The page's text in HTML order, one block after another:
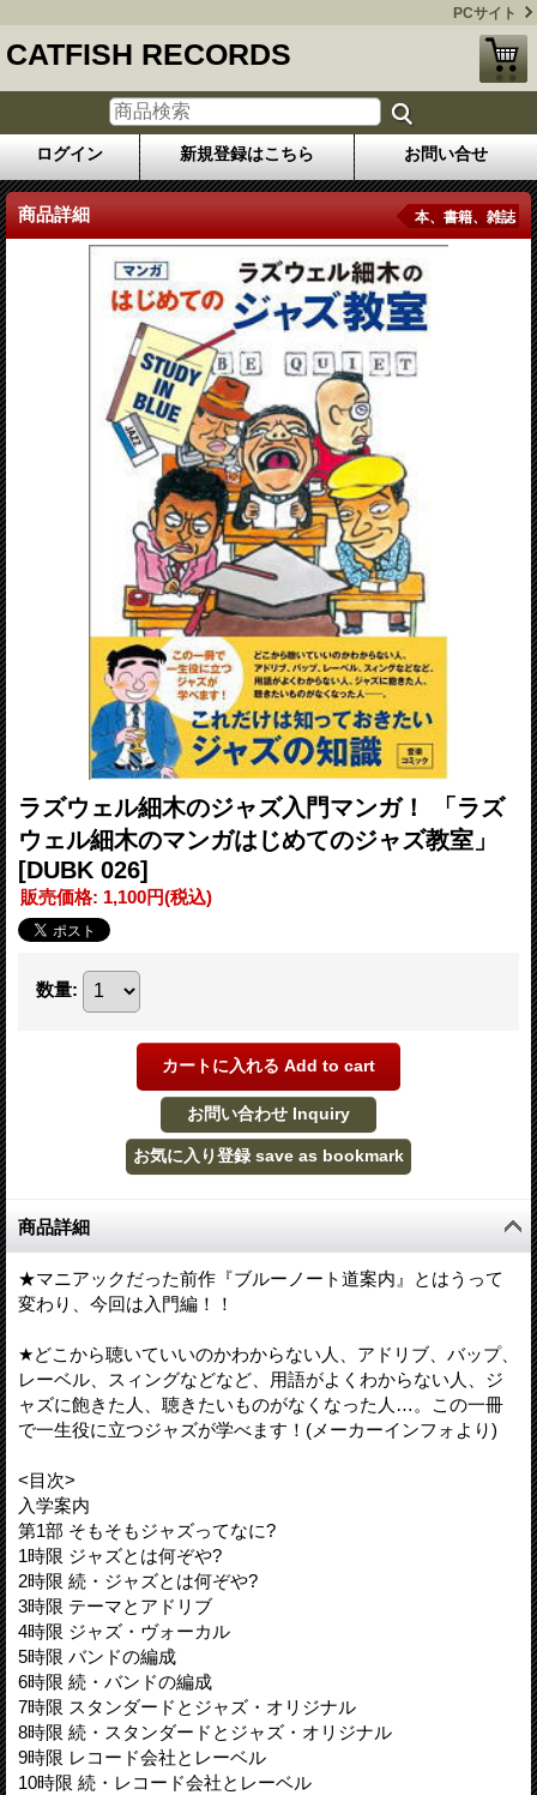
PCサイト
CATFISH RECORDS
ログイン 新規登録はこちら お問い合せ
商品詳細 本、書籍、雑誌
ラズウェル細木のジャズ入門マンガ！ 「ラズ
ウェル細木のマンガはじめてのジャズ教室」
[DUBK 026]
販売価格: 1,100円(税込)
数量:
商品詳細
★マニアックだった前作『ブルーノート道案内』とはうって
変わり、今回は入門編！！
★どこから聴いていいのかわからない人、アドリブ、バップ、
レーベル、スィングなどなど、用語がよくわからない人、ジ
ャズに飽きた人、聴きたいものがなくなった人…。この一冊
で一生役に立つジャズが学べます！(メーカーインフォより)
<目次>
入学案内
第1部 そもそもジャズってなに?
1時限 ジャズとは何ぞや?
2時限 続・ジャズとは何ぞや?
3時限 テーマとアドリブ
4時限 ジャズ・ヴォーカル
5時限 バンドの編成
6時限 続・バンドの編成
7時限 スタンダードとジャズ・オリジナル
8時限 続・スタンダードとジャズ・オリジナル
9時限 レコード会社とレーベル
10時限 続・レコード会社とレーベル